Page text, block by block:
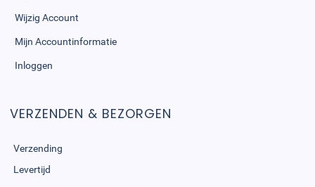
Wijzig Account
Mijn Accountinformatie
Inloggen
VERZENDEN & BEZORGEN
Verzending
Levertijd